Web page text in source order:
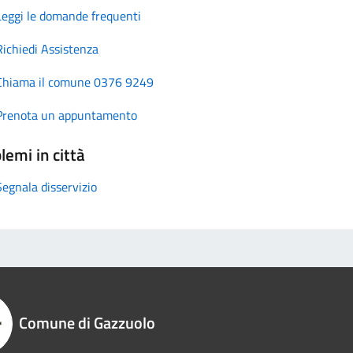
le domande frequenti
Assistenza
il comune 0376 9249
un appuntamento
in città
disservizio
Comune di Gazzuolo